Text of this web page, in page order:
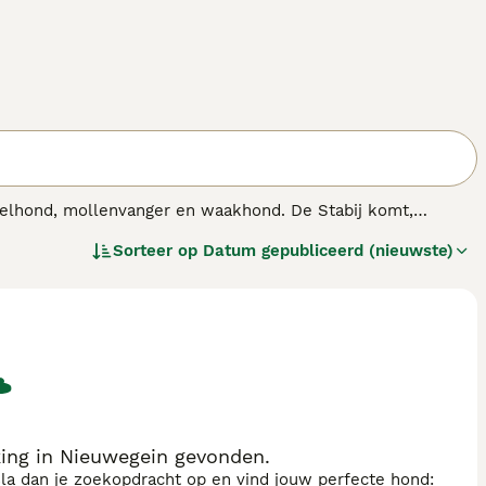
mollenvanger en waakhond. De Stabij komt,
Sorteer op Datum gepubliceerd (nieuwste)
in Nieuwegein gevonden.
dan je zoekopdracht op en vind jouw perfecte hond: